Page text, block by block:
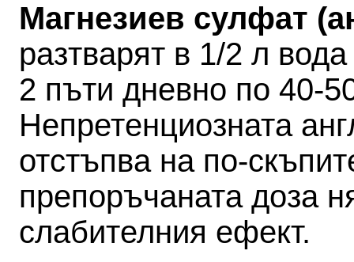
Магнезиев сулфат
разтварят в 1/2 л
2 пъти дневно по 40-
Непретенциозната
отстъпва на по-
препоръчаната доза
слабителния ефект.